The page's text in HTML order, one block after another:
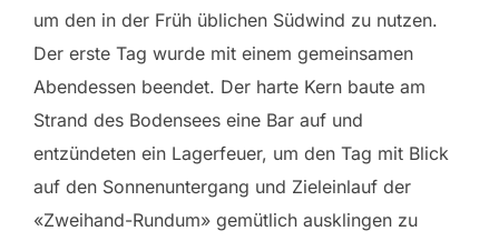
um den in der Früh üblichen Südwind zu nutzen.
Der erste Tag wurde mit einem gemeinsamen
Abendessen beendet. Der harte Kern baute am
Strand des Bodensees eine Bar auf und
entzündeten ein Lagerfeuer, um den Tag mit Blick
auf den Sonnenuntergang und Zieleinlauf der
«Zweihand-Rundum» gemütlich ausklingen zu